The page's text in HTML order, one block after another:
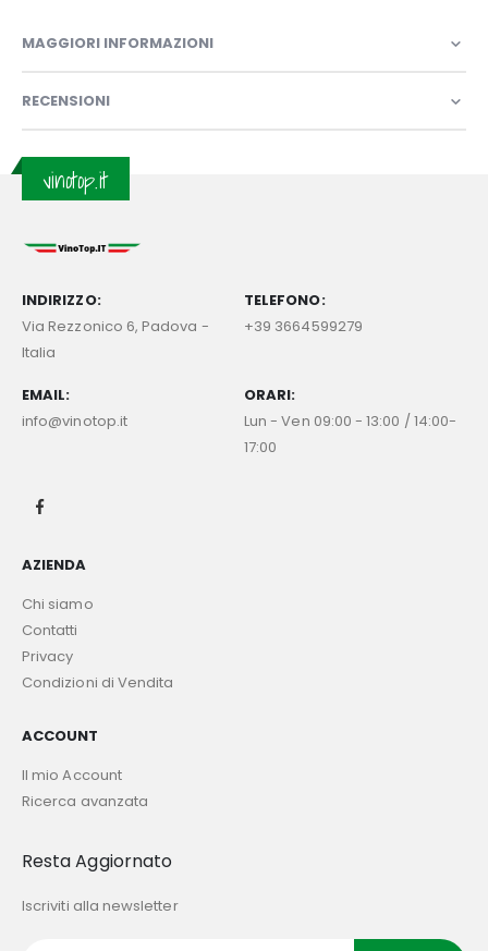
MAGGIORI INFORMAZIONI
RECENSIONI
vinotop.it
INDIRIZZO:
Via Rezzonico 6, Padova -
Italia
TELEFONO:
+39 3664599279
EMAIL:
info@vinotop.it
ORARI:
Lun - Ven 09:00 - 13:00 / 14:00-
17:00
AZIENDA
Chi siamo
Contatti
Privacy
Condizioni di Vendita
ACCOUNT
Il mio Account
Ricerca avanzata
Resta Aggiornato
Iscriviti alla newsletter